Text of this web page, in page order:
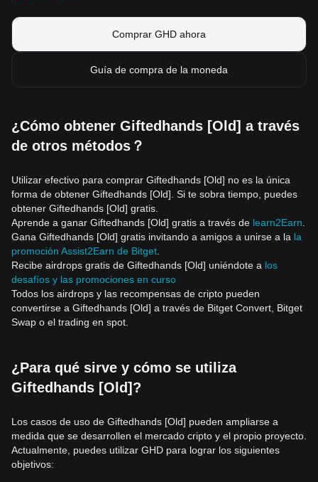
Comprar GHD ahora
Guía de compra de la moneda
¿Cómo obtener Giftedhands [Old] a través
de otros métodos？
Utilizar efectivo para comprar Giftedhands [Old] no es la única
forma de obtener Giftedhands [Old]. Si te sobra tiempo, puedes
obtener Giftedhands [Old] gratis.
Aprende a ganar Giftedhands [Old] gratis a través de learn2Earn
Gana Giftedhands [Old] gratis invitando a amigos a unirse a la la
promoción Assist2Earn de Bitget
Recibe airdrops gratis de Giftedhands [Old] uniéndote a los
desafíos y las promociones en curso
Todos los airdrops y las recompensas de cripto pueden
convertirse a Giftedhands [Old] a través de Bitget Convert, Bitget
Swap o el trading en spot.
¿Para qué sirve y cómo se utiliza
Giftedhands [Old]?
Los casos de uso de Giftedhands [Old] pueden ampliarse a
medida que se desarrollen el mercado cripto y el propio proyecto.
Actualmente, puedes utilizar GHD para lograr los siguientes
objetivos: